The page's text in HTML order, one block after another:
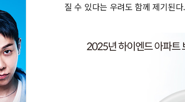
질 수 있다는 우려도 함께 제기된다.